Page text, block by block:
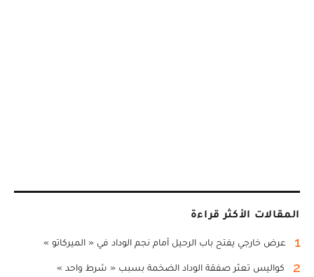
المقالات الأكثر قراءة
1 عرض خارجي يفتح باب الرحيل أمام نجم الوداد في « الميركاتو »
2 كواليس تعثر صفقة الوداد الضخمة بسبب « شرط واحد »